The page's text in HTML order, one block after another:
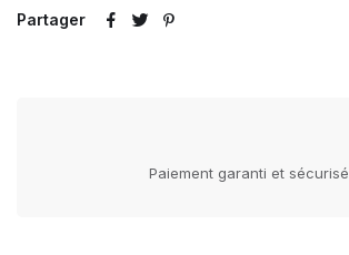
Partager
Paiement garanti et sécurisé